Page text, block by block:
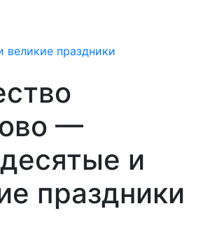
великие праздники
—
и
праздники